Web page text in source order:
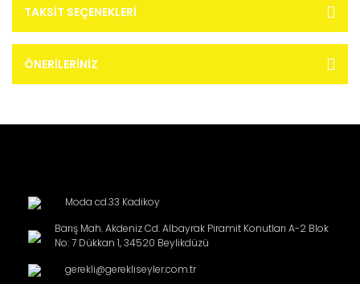
TAKSIT SEÇENEKLERI
ÖNERILERINIZ
Moda cd.33 Kadikoy
Barış Mah. Akdeniz Cd. Albayrak Piramit Konutları A-2 Blok
No: 7 Dükkan 1, 34520 Beylikdüzü
gerekli@gerekliseyler.com.tr